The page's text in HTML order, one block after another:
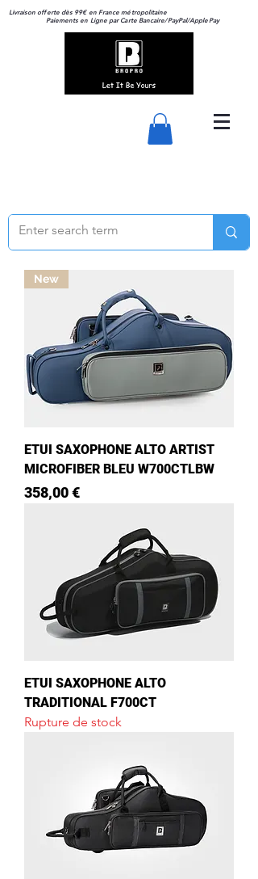
Livraison offerte dès 99€ en France métropolitaine
Paiements en Ligne par Carte Bancaire/PayPal/ApplePay
New
ETUI SAXOPHONE ALTO ARTIST
MICROFIBER BLEU W700CTLBW
Prix
358,00 €
ETUI SAXOPHONE ALTO
TRADITIONAL F700CT
Rupture de stock